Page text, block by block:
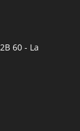
60 - La